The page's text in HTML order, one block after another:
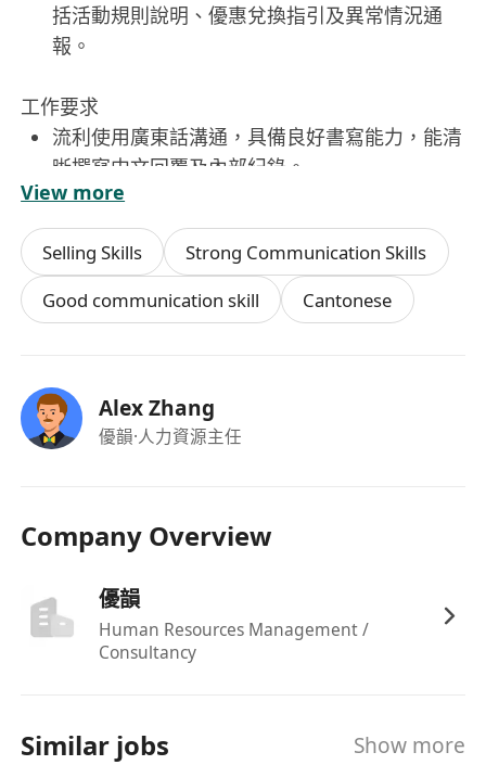
括活動規則說明、優惠兌換指引及異常情況通
報。
工作要求
流利使用廣東話溝通，具備良好書寫能力，能清
晰撰寫中文回覆及內部紀錄。
具基本電腦操作能力，熟悉常用辦公軟體（如
Excel、Word）及主流客服系統（如Shopify後
臺、Zendesk或類似平臺）者優先。
具備同理心與情緒管理能力，能在壓力下保持耐
心與積極態度，有效處理情緒化客戶。
慮。
須為香港永久居民，或持有有效之高端人才通行
受養人入境簽證或其他合法工作許可。
福利
享十三個月薪酬及年終花紅，按公司年度營運表
現及個人績效發放。
公眾假期及病假。
View more
Selling Skills
Strong Communication Skills
Good communication skill
Cantonese
Alex Zhang
優韻·人力資源主任
Company Overview
優韻
Human Resources Management /
Consultancy
Similar jobs Show more